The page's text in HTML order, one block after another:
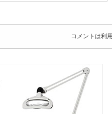
コメントは利